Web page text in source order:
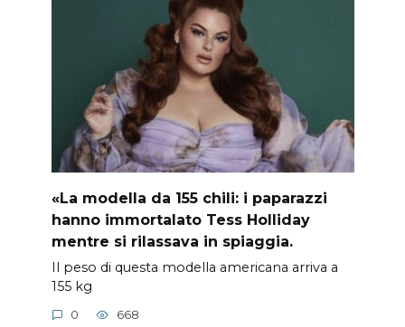
«La modella da 155 chili: i paparazzi
hanno immortalato Tess Holliday
mentre si rilassava in spiaggia.
Il peso di questa modella americana arriva a
155 kg
0 668